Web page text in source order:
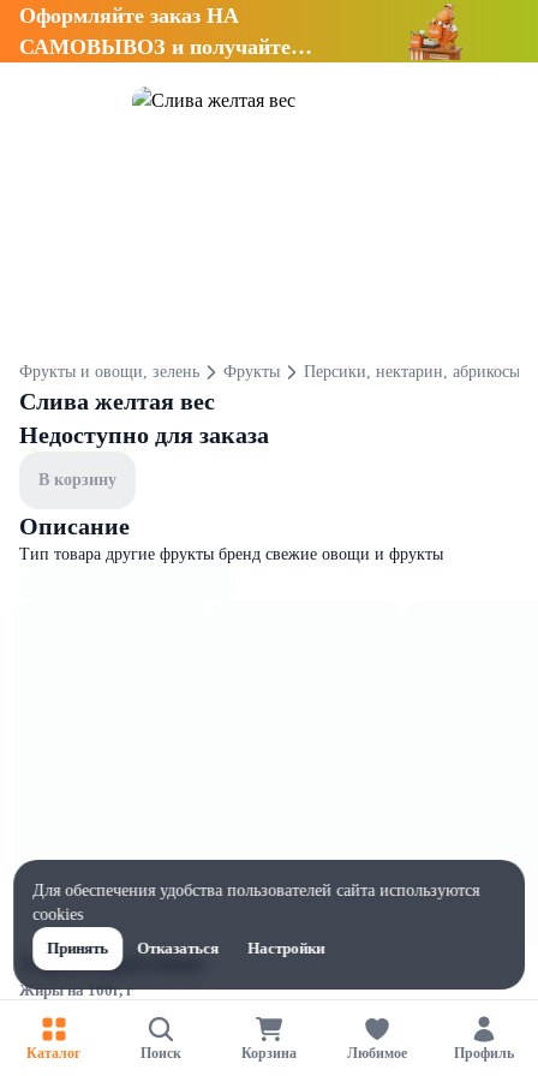
Оформляйте заказ НА
САМОВЫВОЗ и получайте
Фрукты и овощи, зелень Фрукты Персики, нектарин, абрикосы
Слива желтая вес
Недоступно для заказа
В корзину
Описание
Тип товара другие фрукты бренд свежие овощи и фрукты
Характеристики
Жиры на 100г, г
Ширина, мм
Каталог Поиск Корзина Любимое Профиль
Для обеспечения удобства пользователей сайта используются
cookies
Принять
Отказаться Настройки